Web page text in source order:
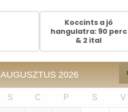
Koccints a jó
hangulatra: 90 perc
& 2 ital
AUGUSZTUS 2026
S C P S V